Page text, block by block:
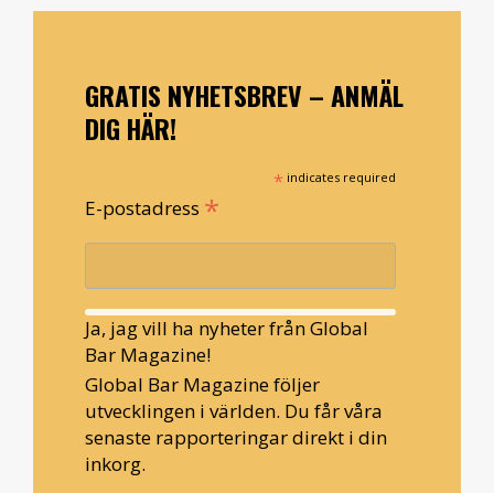
GRATIS NYHETSBREV – ANMÄL
DIG HÄR!
* indicates required
E-postadress *
Ja, jag vill ha nyheter från Global
Bar Magazine!
Global Bar Magazine följer
utvecklingen i världen. Du får våra
senaste rapporteringar direkt i din
inkorg.